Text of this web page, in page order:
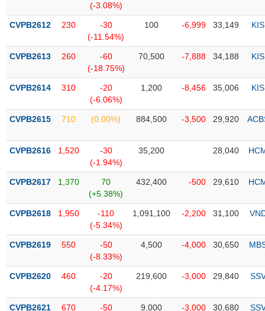
biệt
được
ký
Danh
phiếu
tiết
(-3.08%)
CVPB2612 230
-30
(-11.54%)
100 -6,999 33,149 KIS
CVPB2613 260
-60
(-18.75%)
70,500 -7,888 34,188 KIS
CVPB2614 310
-20
(-6.06%)
1,200 -8,456 35,006 KIS
CVPB2615 710 (0.00%) 884,500 -3,500 29,920
CVPB2616 1,520
-30
(-1.94%)
35,200 28,040
CVPB2617 1,370
70
(+5.38%)
432,400 -500 29,610
CVPB2618 1,950
-110
(-5.34%)
1,091,100 -2,200 31,100
CVPB2619 550
-50
(-8.33%)
4,500 -4,000 30,650
CVPB2620 460
-20
(-4.17%)
219,600 -3,000 29,840
CVPB2621 670
-50
9,000 -3,000 30,680
CÔNG
CỤ
XUẤT
LIỆU
MỚI
(-)
SECTOR